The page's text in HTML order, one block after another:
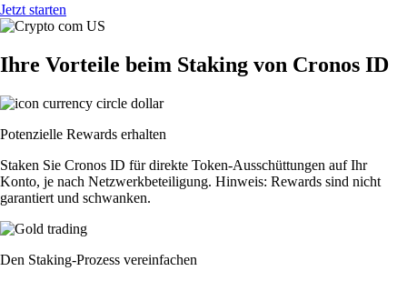
Jetzt starten
Ihre Vorteile beim Staking von Cronos ID
Potenzielle Rewards erhalten
Staken Sie Cronos ID für direkte Token-Ausschüttungen auf Ihr
Konto, je nach Netzwerkbeteiligung. Hinweis: Rewards sind nicht
garantiert und schwanken.
Den Staking-Prozess vereinfachen